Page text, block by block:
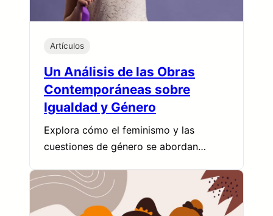
Artículos
Un Análisis de las Obras
Contemporáneas sobre
Igualdad y Género
Explora cómo el feminismo y las
cuestiones de género se abordan…